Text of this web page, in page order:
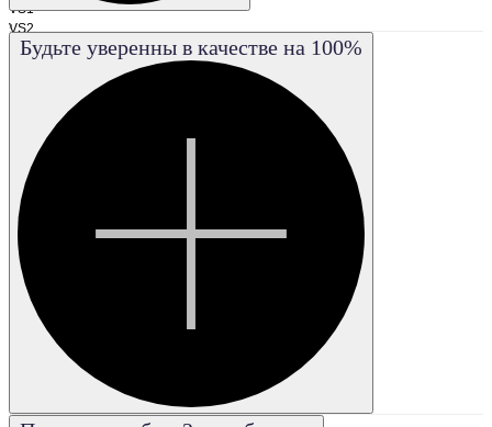
VS1
VS2
VVS1
,
Будьте уверенны в качестве на 100%